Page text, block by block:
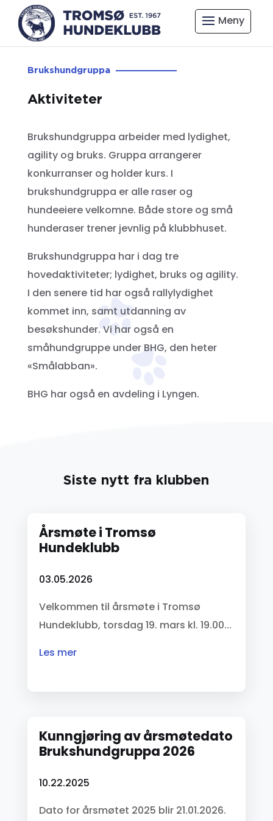
Brukshundgruppa
Aktiviteter
Brukshundgruppa arbeider med lydighet,
agility og bruks. Gruppa arrangerer
konkurranser og holder kurs. I
brukshundgruppa er alle raser og
hundeeiere velkomne. Både store og små
hunderaser trener jevnlig på klubbhuset.
Brukshundgruppa har i dag tre
hovedaktiviteter; lydighet, bruks og agility.
I den senere tid har også rallylydighet
kommet inn, samt utdanning av
besøkshunder. Vi har også en
småhundgruppe under BHG, den heter
«Smålabban».
BHG har også en avdeling i Lyngen.
Siste nytt fra klubben
Årsmøte i Tromsø
Hundeklubb
03.05.2026
Velkommen til årsmøte i Tromsø
Hundeklubb, torsdag 19. mars kl. 19.00...
les mer
Kunngjøring av årsmøtedato
Brukshundgruppa 2026
10.22.2025
Dato for årsmøtet 2025 blir 21.01.2026.